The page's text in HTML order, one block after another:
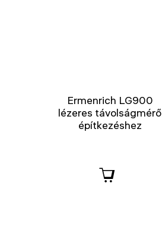
Ermenrich LG900
lézeres távolságmérő
építkezéshez